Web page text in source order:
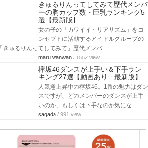
きゅるりんってしてみて歴代メンバ
ーの胸カップ数・巨乳ランキング5
選【最新版】
女の子の「カワイイ・リアリズム」をコ
ンセプトに活動するアイドルグループの
「きゅるりんってしてみて」歴代メンバ…
maru.wanwan / 1552 view
欅坂46ダンスが上手い＆下手ラン
キング27選【動画あり・最新版】
人気急上昇中の欅坂46。1番の魅力はダン
スですが、どのメンバーのダンスが上手
いのか、もしくは下手なのか気にな…
sagada / 991 view